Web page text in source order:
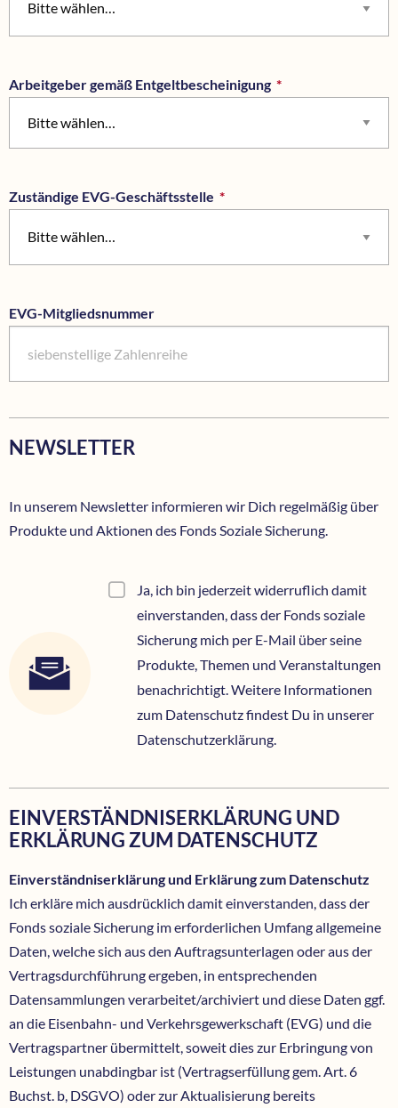
Arbeitgeber gemäß Entgeltbescheinigung *
Bitte wählen…
Zuständige EVG-Geschäftsstelle *
EVG-Mitgliedsnummer
NEWSLETTER
In unserem Newsletter informieren wir Dich regelmäßig über
Produkte und Aktionen des Fonds Soziale Sicherung.
Ja, ich bin jederzeit widerruflich damit
einverstanden, dass der Fonds soziale
Sicherung mich per E-Mail über seine
Produkte, Themen und Veranstaltungen
benachrichtigt. Weitere Informationen
zum Datenschutz findest Du in unserer
Datenschutzerklärung.
EINVERSTÄNDNISERKLÄRUNG UND
ERKLÄRUNG ZUM DATENSCHUTZ
Einverständniserklärung und Erklärung zum Datenschutz
Ich erkläre mich ausdrücklich damit einverstanden, dass der
Fonds soziale Sicherung im erforderlichen Umfang allgemeine
Daten, welche sich aus den Auftragsunterlagen oder aus der
Vertragsdurchführung ergeben, in entsprechenden
Datensammlungen verarbeitet/archiviert und diese Daten ggf.
an die Eisenbahn- und Verkehrsgewerkschaft (EVG) und die
Vertragspartner übermittelt, soweit dies zur Erbringung von
Leistungen unabdingbar ist (Vertragserfüllung gem. Art. 6
Buchst. b, DSGVO) oder zur Aktualisierung bereits